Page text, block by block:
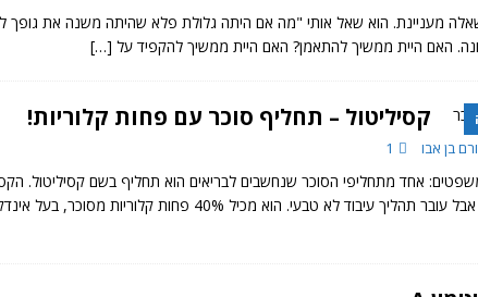
מעניינת. הוא שאל אותי "מה אם היתה גלולת פלא שהיתה משנה את גופך
האם היית ממשיך להתאמן? האם היית ממשיך להקפיד על […]
קסיליטול – תחליף סוכר עם פחות קלוריות!
בן אבו 1
אחד מתחליפי הסוכר שנחשבים לבריאים הוא תחליף בשם קסיליטול.
לא טבעי. הוא מכיל 40% פחות קלוריות מסוכר, בעל אינדקס גליקמי נמוך (טוב